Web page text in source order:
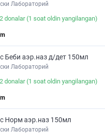
Лабораторий
donalar(1 soat oldin yangilangan)
Беби аэр.наз д/дет 150мл
Лабораторий
donalar(1 soat oldin yangilangan)
Норм аэр.наз 150мл
Лабораторий